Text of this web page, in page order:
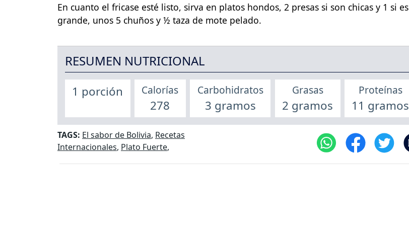
En cuanto el fricase esté listo, sirva en platos hondos, 2 presas si son chicas y 1 si es
grande, unos 5 chuños y ½ taza de mote pelado.
RESUMEN NUTRICIONAL
1 porción Calorías
278
Carbohidratos
3 gramos
Grasas
2 gramos
Proteínas
11 gramos
TAGS: El sabor de Bolivia, Recetas
Internacionales, Plato Fuerte,